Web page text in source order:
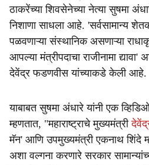
ठाकरेंच्या शिवसेनेच्या नेत्या सुषमा
निशाणा साधला आहे. 'सर्वसामान्य
पळवणाऱ्या संस्थानिक असणाऱ्या
आपल्या मंत्रीपदाचा राजीनामा द्यावा'
देवेंद्र फडणवीस यांच्याकडे केली आहे.
याबाबत सुषमा अंधारे यांनी एक
म्हणतात, "महाराष्ट्राचे मुख्यमंत्री
मॅन' आणि उपमुख्यमंत्री एकनाथ शिंदे
अशा वल्गना करणारे सरकार